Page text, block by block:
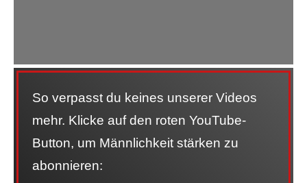
So verpasst du keines unserer Videos
mehr. Klicke auf den roten YouTube-
Button, um Männlichkeit stärken zu
abonnieren: